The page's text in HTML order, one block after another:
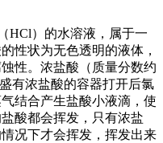
HCl）的水溶液，属于一
性状为无色透明的液体，
性。浓盐酸（质量分数约
有浓盐酸的容器打开后氯
结合产生盐酸小液滴，使
酸都会挥发，只有浓盐
况下才会挥发，挥发出来